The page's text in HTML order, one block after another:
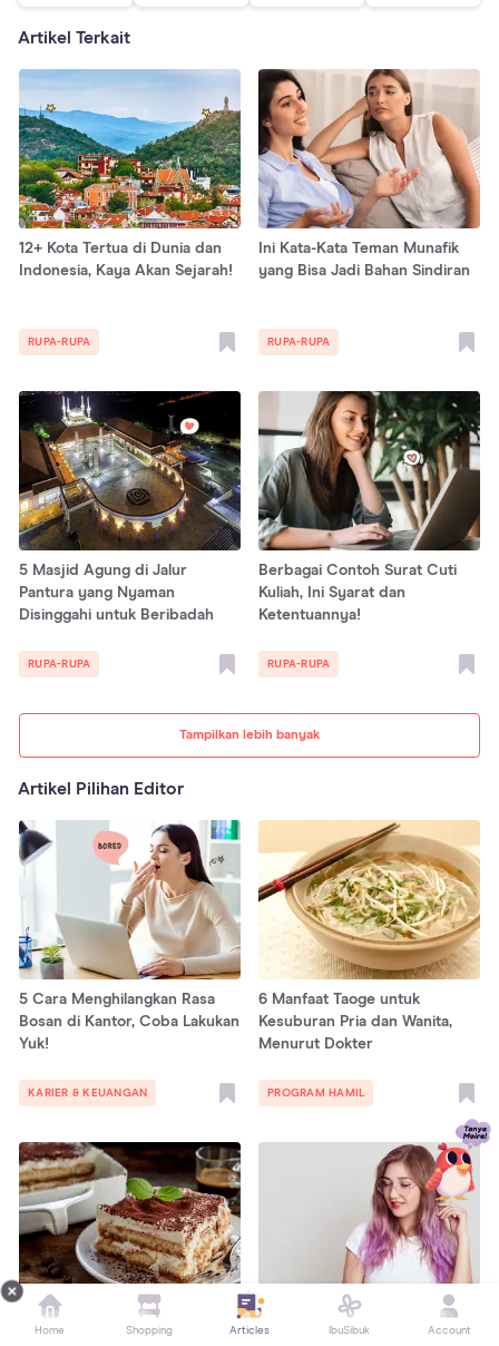
Artikel Terkait
Tampilkan lebih banyak
12+ Kota Tertua di Dunia dan
Indonesia, Kaya Akan Sejarah!
RUPA-RUPA
Ini Kata-Kata Teman Munafik
yang Bisa Jadi Bahan Sindiran
RUPA-RUPA
5 Masjid Agung di Jalur
Pantura yang Nyaman
Disinggahi untuk Beribadah
RUPA-RUPA
Berbagai Contoh Surat Cuti
Kuliah, Ini Syarat dan
Ketentuannya!
RUPA-RUPA
Artikel Pilihan Editor
5 Cara Menghilangkan Rasa
Bosan di Kantor, Coba Lakukan
Yuk!
KARIER & KEUANGAN
6 Manfaat Taoge untuk
Kesuburan Pria dan Wanita,
Menurut Dokter
PROGRAM HAMIL
10 Resep Tiramisu, Kue khas
8 Cara Merawat Rambut yang
Home Shopping Articles IbuSibuk Account